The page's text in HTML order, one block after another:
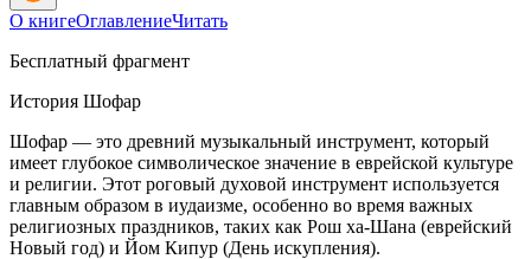
О книгеОглавлениеЧитать
Бесплатный фрагмент
История Шофар
Шофар — это древний музыкальный инструмент, который
имеет глубокое символическое значение в еврейской культуре
и религии. Этот роговый духовой инструмент используется
главным образом в иудаизме, особенно во время важных
религиозных праздников, таких как Рош ха-Шана (еврейский
Новый год) и Йом Кипур (День искупления).